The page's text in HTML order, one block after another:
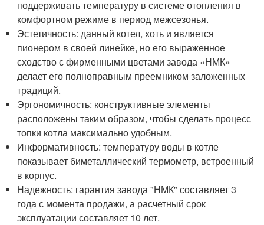
поддерживать температуру в системе отопления в
комфортном режиме в период межсезонья.
Эстетичность: данный котел, хоть и является
пионером в своей линейке, но его выраженное
сходство с фирменными цветами завода «НМК»
делает его полноправным преемником заложенных
традиций.
Эргономичность: конструктивные элементы
расположены таким образом, чтобы сделать процесс
топки котла максимально удобным.
Информативность: температуру воды в котле
показывает биметаллический термометр, встроенный
в корпус.
Надежность: гарантия завода "НМК" составляет 3
года с момента продажи, а расчетный срок
эксплуатации составляет 10 лет.